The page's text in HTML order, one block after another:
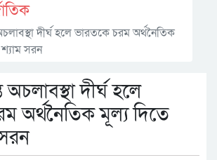
দীর্ঘ হলে ভারতকে চরম অর্থনৈতিক
সরন
অচলাবস্থা দীর্ঘ হলে
অর্থনৈতিক মূল্য দিতে